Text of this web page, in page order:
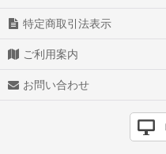
特定商取引法表示
ご利用案内
お問い合わせ